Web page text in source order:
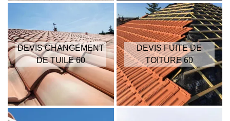
DEVIS CHANGEMENT
DE TUILE 60
DEVIS FUITE DE
TOITURE 60